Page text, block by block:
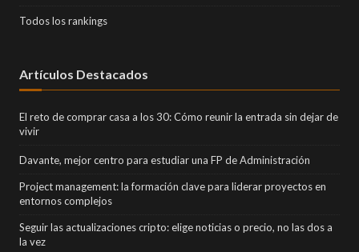
Todos los rankings
Artículos Destacados
El reto de comprar casa a los 30: Cómo reunir la entrada sin dejar de
vivir
Davante, mejor centro para estudiar una FP de Administración
Project management: la formación clave para liderar proyectos en
entornos complejos
Seguir las actualizaciones cripto: elige noticias o precio, no las dos a
la vez